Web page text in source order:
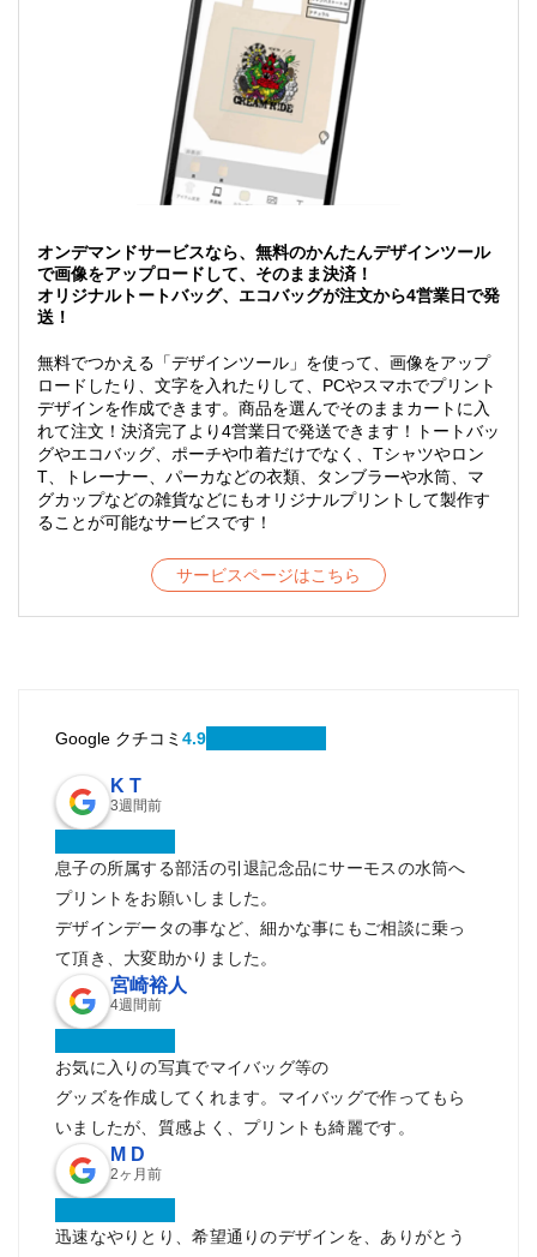
オンデマンドサービスなら、無料のかんたんデザインツール
で画像をアップロードして、そのまま決済！
オリジナルトートバッグ、エコバッグが注文から4営業日で発
送！
無料でつかえる「デザインツール」を使って、画像をアップ
ロードしたり、文字を入れたりして、PCやスマホでプリント
デザインを作成できます。商品を選んでそのままカートに入
れて注文！決済完了より4営業日で発送できます！トートバッ
グやエコバッグ、ポーチや巾着だけでなく、Tシャツやロン
T、トレーナー、パーカなどの衣類、タンブラーや水筒、マ
グカップなどの雑貨などにもオリジナルプリントして製作す
ることが可能なサービスです！
サービスページはこちら
Google クチコミ 4.9
K T
3週間前
息子の所属する部活の引退記念品にサーモスの水筒へ
プリントをお願いしました。
デザインデータの事など、細かな事にもご相談に乗っ
て頂き、大変助かりました。
宮崎裕人
4週間前
お気に入りの写真でマイバッグ等の
グッズを作成してくれます。マイバッグで作ってもら
いましたが、質感よく、プリントも綺麗です。
M D
2ヶ月前
迅速なやりとり、希望通りのデザインを、ありがとう